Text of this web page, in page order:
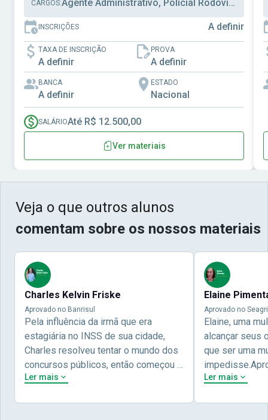
CARGOS: Agente Administrativo, Policial Rodoviário Federal
INSCRIÇÕES A definir
TAXA DE INSCRIÇÃO
A definir
PROVA
A definir
BANCA
A definir
ESTADO
Nacional
SALÁRIOAté R$ 12.500,00
Ver materiais
Veja o que outros alunos
comentam sobre os nossos materiais
Charles Kelvin Friske
Aprovado no Banrisul
Pela influência da irmã que era
estagiária no INSS de sua cidade,
Charles resolveu tentar o mundo dos
concursos públicos, então começou a
estudar com contéudo gratuito que a
Ler mais
Elaine
Aprovado no
Elaine, uma
alcançar seus
que ser uma
concursos
Ler mais